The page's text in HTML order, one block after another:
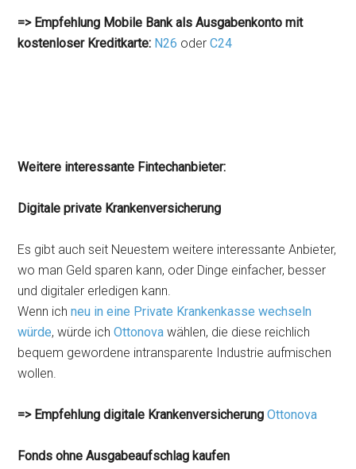
=> Empfehlung Mobile Bank als Ausgabenkonto mit
kostenloser Kreditkarte: N26 oderC24
Weitere interessante Fintechanbieter:
Digitale private Krankenversicherung
Es gibt auch seit Neuestem weitere interessante Anbieter,
wo man Geld sparen kann, oder Dinge einfacher, besser
und digitaler erledigen kann.
Wenn ich neu in eine Private Krankenkasse wechseln
würde, würde ichOttonova wählen, die diese reichlich
bequem gewordene intransparente Industrie aufmischen
wollen.
=> Empfehlung digitale KrankenversicherungOttonova
Fonds ohne Ausgabeaufschlag kaufen